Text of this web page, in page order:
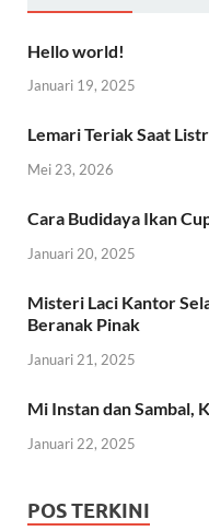
Hello world!
Januari 19, 2025
Lemari Teriak Saat
Mei 23, 2026
Cara Budidaya Ikan
Januari 20, 2025
Misteri Laci Kantor
Beranak Pinak
Januari 21, 2025
Mi Instan dan Sambal,
Januari 22, 2025
POS TERKINI